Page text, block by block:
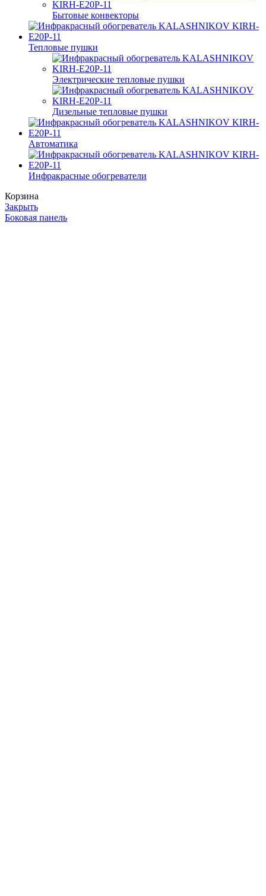
Бытовые конвекторы
Тепловые пушки
Электрические тепловые пушки
Дизельные тепловые пушки
Автоматика
Инфракрасные обогреватели
Корзина
Закрыть
Боковая панель